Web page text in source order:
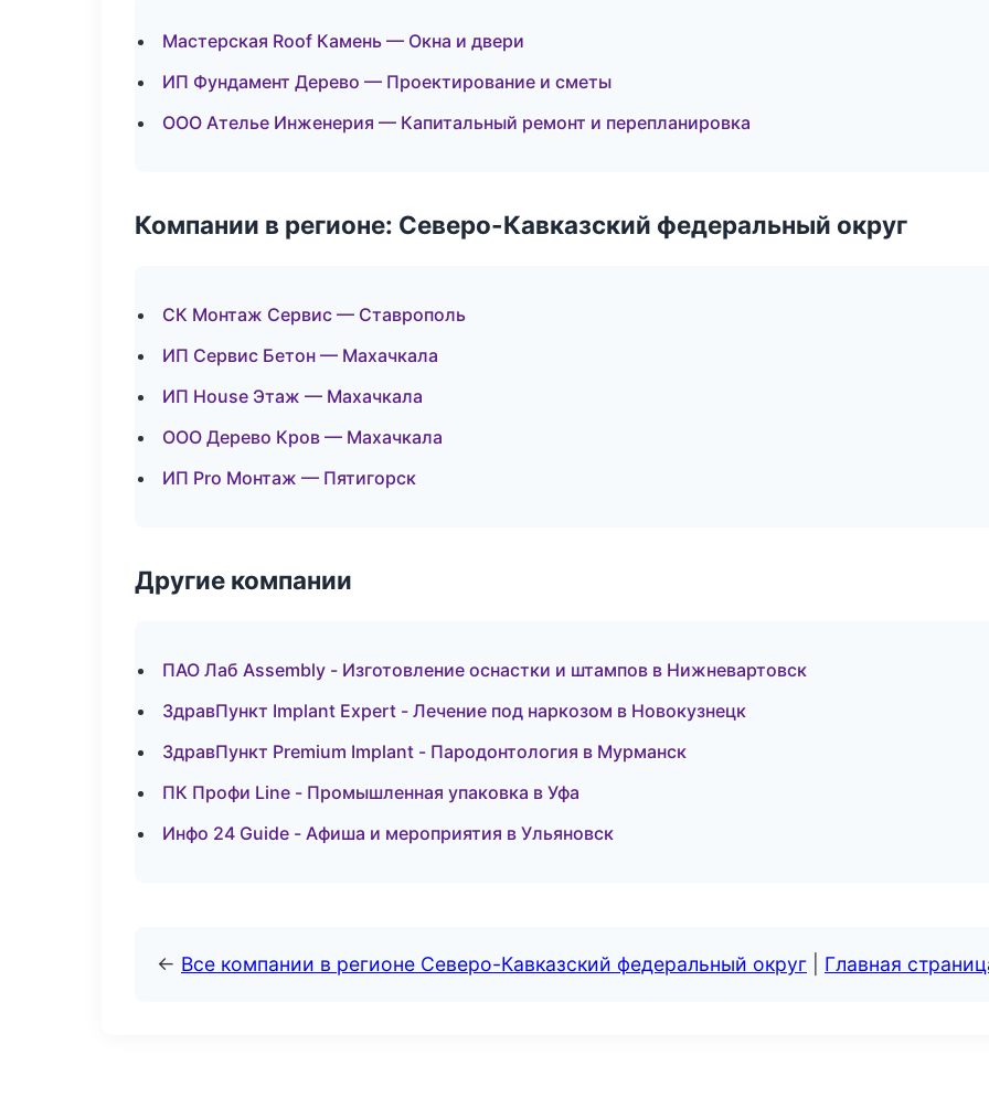
Мастерская Roof Камень — Окна и двери
ИП Фундамент Дерево — Проектирование и сметы
ООО Ателье Инженерия — Капитальный ремонт и перепланировка
Компании в регионе: Северо-Кавказский федеральный округ
СК Монтаж Сервис — Ставрополь
ИП Сервис Бетон — Махачкала
ИП House Этаж — Махачкала
ООО Дерево Кров — Махачкала
ИП Pro Монтаж — Пятигорск
Другие компании
ПАО Лаб Assembly - Изготовление оснастки и штампов в Нижневартовск
ЗдравПункт Implant Expert - Лечение под наркозом в Новокузнецк
ЗдравПункт Premium Implant - Пародонтология в Мурманск
ПК Профи Line - Промышленная упаковка в Уфа
Инфо 24 Guide - Афиша и мероприятия в Ульяновск
← Все компании в регионе Северо-Кавказский федеральный округ Главная